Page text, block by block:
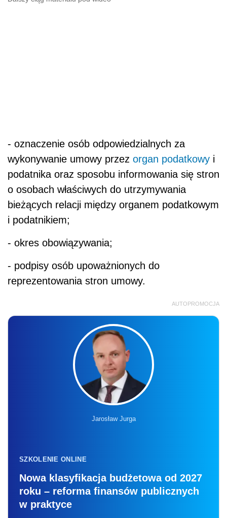
- oznaczenie osób odpowiedzialnych za
wykonywanie umowy przez organ podatkowy i
podatnika oraz sposobu informowania się stron
o osobach właściwych do utrzymywania
bieżących relacji między organem podatkowym
i podatnikiem;
- okres obowiązywania;
- podpisy osób upoważnionych do
reprezentowania stron umowy.
AUTOPROMOCJA
Jarosław Jurga
SZKOLENIE ONLINE
Nowa klasyfikacja budżetowa od 2027
roku – reforma finansów publicznych
w praktyce